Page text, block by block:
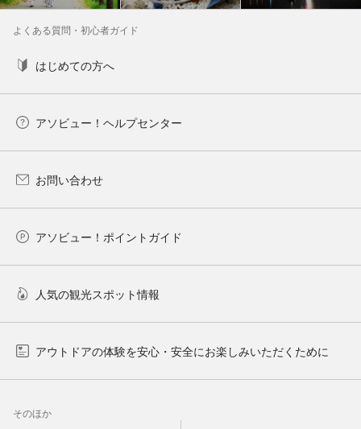
よくある質問・初心者ガイド
はじめての方へ
アソビュー！ヘルプセンター
お問い合わせ
アソビュー！ポイントガイド
人気の観光スポット情報
アウトドアの体験を安心・安全にお楽しみいただくために
そのほか